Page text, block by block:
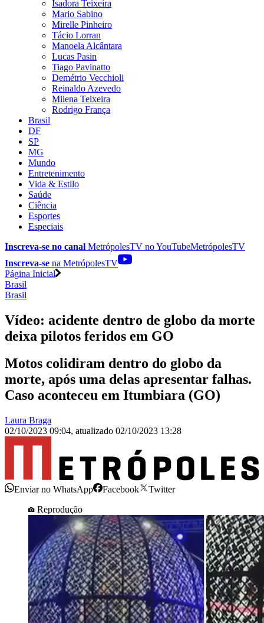
Isadora Teixeira
Mario Sabino
Mirelle Pinheiro
Tácio Lorran
Manoela Alcântara
Lucas Pasin
Tiago Pavinatto
Demétrio Vecchioli
Reinaldo Azevedo
Milena Teixeira
Rodrigo França
Brasil
DF
SP
MG
Mundo
Entretenimento
Vida & Estilo
Saúde
Ciência
Esportes
Especiais
Inscreva-se no canal MetrópolesTV noYouTubeMetrópolesTV
Inscreva-se na MetrópolesTV
Página Inicial
Brasil
Brasil
Vídeo: acidente dentro de globo da morte
deixa pilotos feridos em GO
Motos colidiram dentro do globo da
morte, após uma delas apresentar falhas.
Caso aconteceu em Itumbiara (GO)
Laura Braga
02/10/2023 09:04, atualizado 02/10/2023 13:28
Enviar no WhatsApp Facebook
Twitter
Reprodução